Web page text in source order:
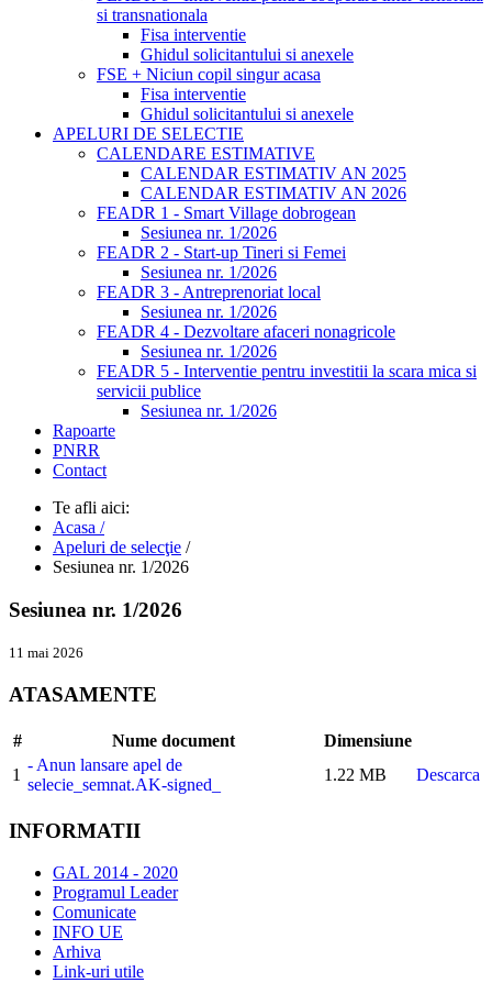
si transnationala
Fisa interventie
Ghidul solicitantului si anexele
FSE + Niciun copil singur acasa
Fisa interventie
Ghidul solicitantului si anexele
APELURI DE SELECTIE
CALENDARE ESTIMATIVE
CALENDAR ESTIMATIV AN 2025
CALENDAR ESTIMATIV AN 2026
FEADR 1 - Smart Village dobrogean
Sesiunea nr. 1/2026
FEADR 2 - Start-up Tineri si Femei
Sesiunea nr. 1/2026
FEADR 3 - Antreprenoriat local
Sesiunea nr. 1/2026
FEADR 4 - Dezvoltare afaceri nonagricole
Sesiunea nr. 1/2026
FEADR 5 - Interventie pentru investitii la scara mica si
servicii publice
Sesiunea nr. 1/2026
Rapoarte
PNRR
Contact
Te afli aici:
Acasa /
Apeluri de selecţie /
Sesiunea nr. 1/2026
Sesiunea nr. 1/2026
11 mai 2026
ATASAMENTE
# Nume document
Dimensiune
1
- Anun lansare apel de
selecie_semnat.AK-signed_
1.22 MB Descarca
INFORMATII
GAL 2014 - 2020
Programul Leader
Comunicate
INFO UE
Arhiva
Link-uri utile